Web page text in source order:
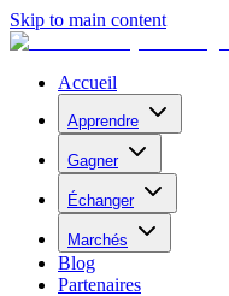
Skip to main content
Accueil
Apprendre
Gagner
Échanger
Marchés
Blog
Partenaires